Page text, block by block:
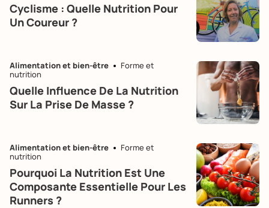
Cyclisme : Quelle Nutrition Pour
Un Coureur ?
Alimentation et bien-être
Forme et
nutrition
Quelle Influence De La Nutrition
Sur La Prise De Masse ?
Alimentation et bien-être
Forme et
nutrition
Pourquoi La Nutrition Est Une
Composante Essentielle Pour Les
Runners ?